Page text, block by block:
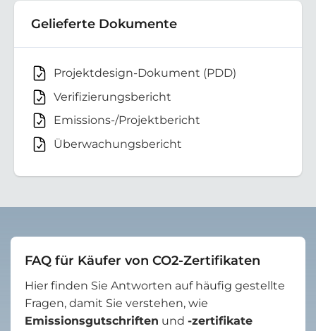
Gelieferte Dokumente
Projektdesign-Dokument (PDD)
Verifizierungsbericht
Emissions-/Projektbericht
Überwachungsbericht
FAQ für Käufer von CO2-Zertifikaten
Hier finden Sie Antworten auf häufig gestellte
Fragen, damit Sie verstehen, wie
Emissionsgutschriften und -zertifikate